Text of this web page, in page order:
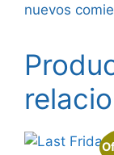
nuevos